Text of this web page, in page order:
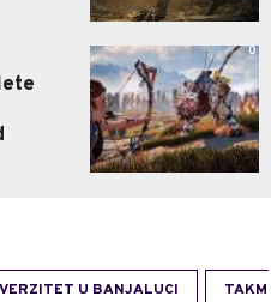
0
U BANJALUCI